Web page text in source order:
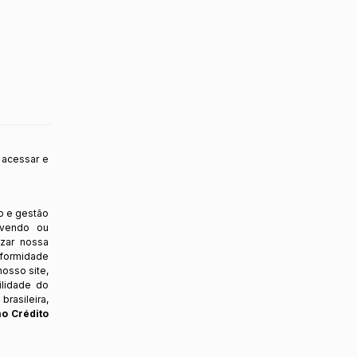
e
e gestão
ou
nossa
site,
do
Crédito